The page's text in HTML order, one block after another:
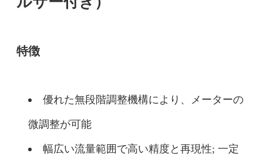
特徴
優れた無段階調整機構により、メーターの
微調整が可能
幅広い流量範囲で高い精度と再現性; 一定